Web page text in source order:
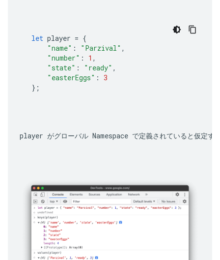
let player = {
"name" : "Parzival" ,
"number" : 1 ,
"state" : "ready" ,
"easterEggs" : 3
};
player がグローバル Namespace で定義されていると仮定す